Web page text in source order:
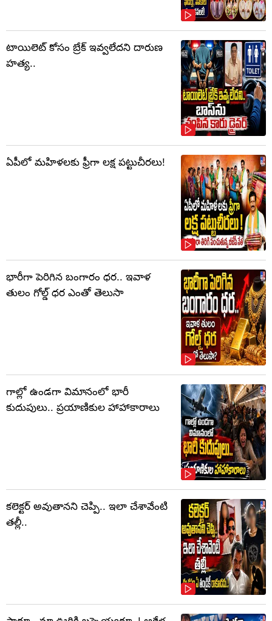
టాయిలెట్‌ కోసం బ్రేక్‌ ఇవ్వలేదని దారుణ
హత్య..
ఏపీలో మహిళలకు ఫ్రీగా లక్ష పట్టుచీరలు!
భారీగా పెరిగిన బంగారం ధర.. ఇవాళ
తులం గోల్డ్‌ ధర ఎంతో తెలుసా
గాల్లో ఉండగా విమానంలో భారీ
కుదుపులు.. ప్రయాణికుల హాహాకారాలు
కలెక్టర్‌ అవుతానని చెప్పి.. ఇలా చేశావేంటి
తల్లీ..